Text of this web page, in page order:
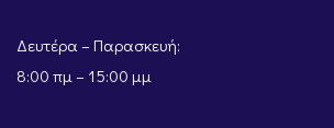
Δευτέρα – Παρασκευή:
8:00 πμ – 15:00 μμ